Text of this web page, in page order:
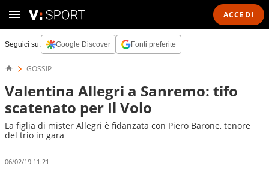
ACCEDI
Seguici su: Google Discover Fonti preferite
GOSSIP
Valentina Allegri a Sanremo: tifo
scatenato per Il Volo
La figlia di mister Allegri è fidanzata con Piero Barone, tenore
del trio in gara
06/02/19 11:21